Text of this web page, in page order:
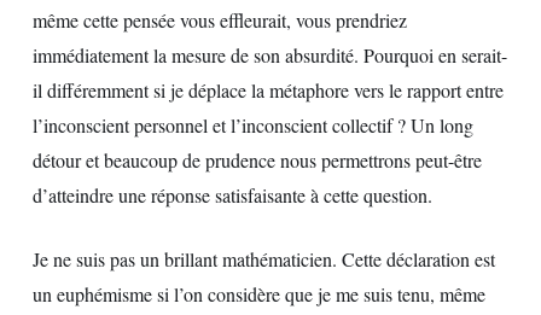
même cette pensée vous effleurait, vous prendriez
immédiatement la mesure de son absurdité. Pourquoi en serait-
il différemment si je déplace la métaphore vers le rapport entre
l’inconscient personnel et l’inconscient collectif ? Un long
détour et beaucoup de prudence nous permettrons peut-être
d’atteindre une réponse satisfaisante à cette question.
Je ne suis pas un brillant mathématicien. Cette déclaration est
un euphémisme si l’on considère que je me suis tenu, même